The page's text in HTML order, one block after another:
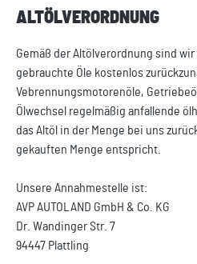
ALTÖLVERORDNUNG
Gemäß der Altölverordnung sind
gebrauchte Öle kostenlos
Vebrennungsmotorenöle,
Ölwechsel regelmäßig anfallende
das Altöl in der Menge bei uns
gekauften Menge entspricht.
Unsere Annahmestelle ist:
AVP AUTOLAND GmbH & Co. KG
Dr. Wandinger Str. 7
94447 Plattling